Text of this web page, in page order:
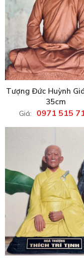
Tượng Đức Huỳnh
35cm
Giá: 0971 515